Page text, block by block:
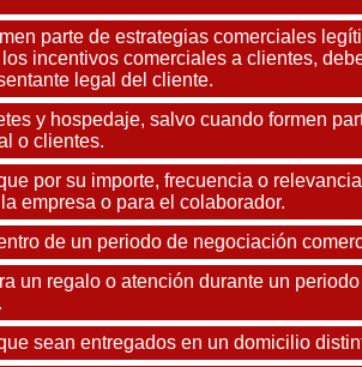
parte de estrategias comerciales
incentivos comerciales a clientes,
legal del cliente.
y hospedaje, salvo cuando formen
o clientes.
por su importe, frecuencia o
empresa o para el colaborador.
de un periodo de negociación
un regalo o atención durante un
sean entregados en un domicilio